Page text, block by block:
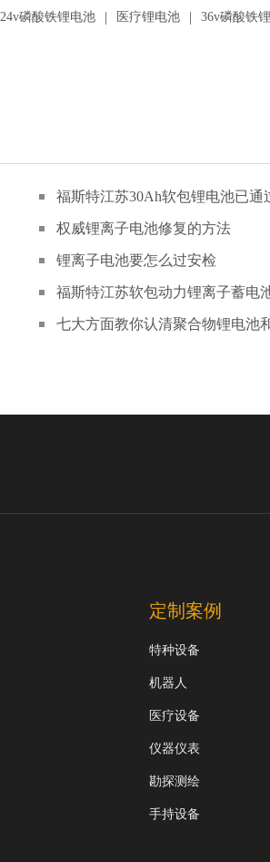
24v磷酸铁锂电池 | 医疗锂电池 | 36v磷酸铁
福斯特江苏30Ah软包锂电池已通
权威锂离子电池修复的方法
锂离子电池要怎么过安检
福斯特江苏软包动力锂离子蓄电
七大方面教你认清聚合物锂电池
定制案例
特种设备
机器人
医疗设备
仪器仪表
勘探测绘
手持设备